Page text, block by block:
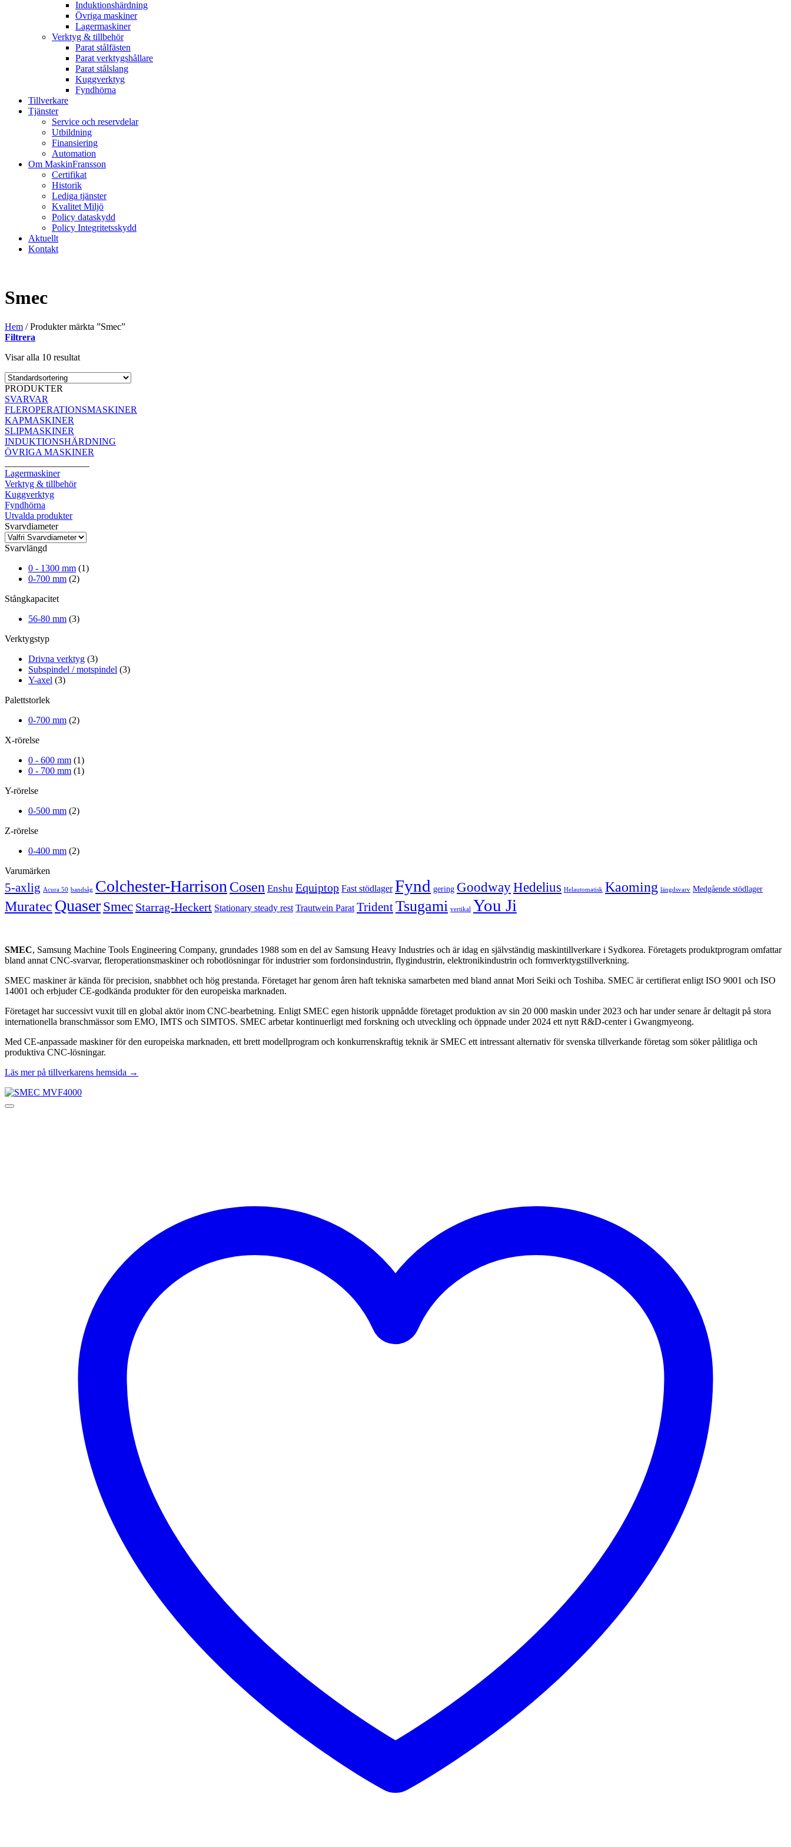
Induktionshärdning
Övriga maskiner
Lagermaskiner
Verktyg & tillbehör
Parat stålfästen
Parat verktygshållare
Parat stålslang
Kuggverktyg
Fyndhörna
Tillverkare
Tjänster
Service och reservdelar
Utbildning
Finansiering
Automation
Om MaskinFransson
Certifikat
Historik
Lediga tjänster
Kvalitet Miljö
Policy dataskydd
Policy Integritetsskydd
Aktuellt
Kontakt
Smec
Hem /Produkter märkta ”Smec”
Filtrera
Visar alla 10 resultat
PRODUKTER
SVARVAR
FLEROPERATIONSMASKINER
KAPMASKINER
SLIPMASKINER
INDUKTIONSHÄRDNING
ÖVRIGA MASKINER
Lagermaskiner
Verktyg & tillbehör
Kuggverktyg
Fyndhörna
Utvalda produkter
Svarvdiameter
Svarvlängd
0 - 1300 mm (1)
0-700 mm (2)
Stångkapacitet
56-80 mm (3)
Verktygstyp
Drivna verktyg (3)
Subspindel / motspindel (3)
Y-axel (3)
Palettstorlek
0-700 mm (2)
X-rörelse
0 - 600 mm (1)
0 - 700 mm (1)
Y-rörelse
0-500 mm (2)
Z-rörelse
0-400 mm (2)
Varumärken
5-axlig Acura 50 bandsåg Colchester-Harrison Cosen Enshu Equiptop Fast stödlager Fynd gering GoodwayHedelius Helautomatisk Kaoming längdsvarv Medgående stödlager
Muratec QuaserSmec Starrag-Heckert Stationary steady rest Trautwein Parat TridentTsugami vertikal You Ji
SMEC, Samsung Machine Tools Engineering Company, grundades 1988 som en del av Samsung Heavy Industries och är idag en självständig maskintillverkare i Sydkorea. Företagets produktprogram omfattar
bland annat CNC-svarvar, fleroperationsmaskiner och robotlösningar för industrier som fordonsindustrin, flygindustrin, elektronikindustrin och formverktygstillverkning.
SMEC maskiner är kända för precision, snabbhet och hög prestanda. Företaget har genom åren haft tekniska samarbeten med bland annat Mori Seiki och Toshiba. SMEC är certifierat enligt ISO 9001 och ISO
14001 och erbjuder CE-godkända produkter för den europeiska marknaden.
Företaget har successivt vuxit till en global aktör inom CNC-bearbetning. Enligt SMEC egen historik uppnådde företaget produktion av sin 20 000 maskin under 2023 och har under senare år deltagit på stora
internationella branschmässor som EMO, IMTS och SIMTOS. SMEC arbetar kontinuerligt med forskning och utveckling och öppnade under 2024 ett nytt R&D-center i Gwangmyeong.
Med CE-anpassade maskiner för den europeiska marknaden, ett brett modellprogram och konkurrenskraftig teknik är SMEC ett intressant alternativ för svenska tillverkande företag som söker pålitliga och
produktiva CNC-lösningar.
Läs mer på tillverkarens hemsida →